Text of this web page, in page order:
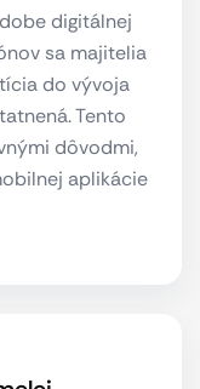
digitálnej
sa majitelia
do vývoja
Tento
dôvodmi,
aplikácie